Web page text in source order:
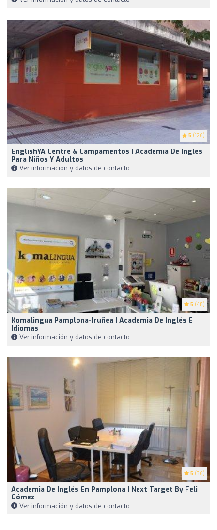
5 (126)
EnglishYA Centre & Campamentos | Academia De Inglés
Para Niños Y Adultos
Ver información y datos de contacto
5 (48)
Komalingua Pamplona-Iruñea | Academia De Inglés E
Idiomas
Ver información y datos de contacto
5 (36)
Academia De Inglés En Pamplona | Next Target By Feli
Gómez
Ver información y datos de contacto